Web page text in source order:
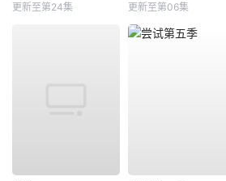
更新至第24集 更新至第06集